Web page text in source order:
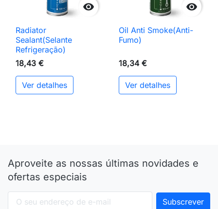

Radiator
Sealant(Selante
Refrigeração)
18,43 €
Ver detalhes

Oil Anti Smoke(Anti-
Fumo)
18,34 €
Ver detalhes
Aproveite as nossas últimas novidades e
ofertas especiais